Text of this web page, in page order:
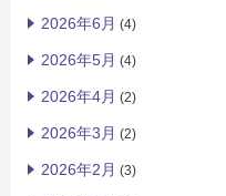
2026年6月 (4)
2026年5月 (4)
2026年4月 (2)
2026年3月 (2)
2026年2月 (3)